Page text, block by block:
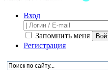
Вход
Запомнить меня
Регистрация